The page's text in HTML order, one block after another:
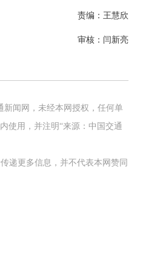
责编：王慧欣
审核：闫新亮
新闻网，未经本网授权，任何单
使用，并注明“来源：中国交通
递更多信息，并不代表本网赞同